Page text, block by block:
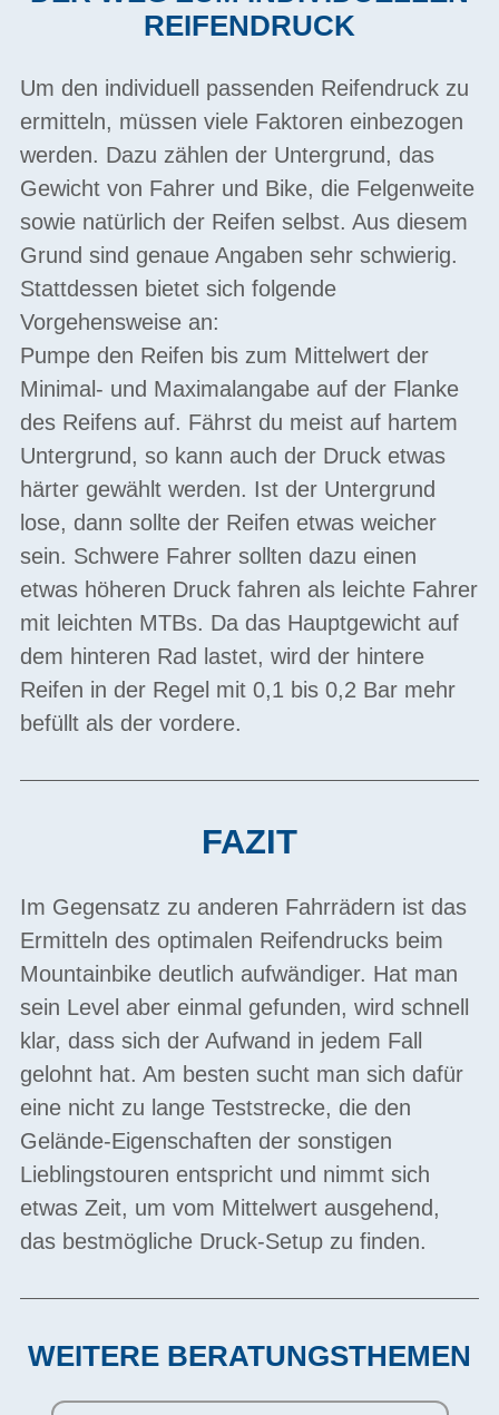
REIFENDRUCK
Um den individuell passenden Reifendruck zu
ermitteln, müssen viele Faktoren einbezogen
werden. Dazu zählen der Untergrund, das
Gewicht von Fahrer und Bike, die Felgenweite
sowie natürlich der Reifen selbst. Aus diesem
Grund sind genaue Angaben sehr schwierig.
Stattdessen bietet sich folgende
Vorgehensweise an:
Pumpe den Reifen bis zum Mittelwert der
Minimal- und Maximalangabe auf der Flanke
des Reifens auf. Fährst du meist auf hartem
Untergrund, so kann auch der Druck etwas
härter gewählt werden. Ist der Untergrund
lose, dann sollte der Reifen etwas weicher
sein. Schwere Fahrer sollten dazu einen
etwas höheren Druck fahren als leichte Fahrer
mit leichten MTBs. Da das Hauptgewicht auf
dem hinteren Rad lastet, wird der hintere
Reifen in der Regel mit 0,1 bis 0,2 Bar mehr
befüllt als der vordere.
FAZIT
Im Gegensatz zu anderen Fahrrädern ist das
Ermitteln des optimalen Reifendrucks beim
Mountainbike deutlich aufwändiger. Hat man
sein Level aber einmal gefunden, wird schnell
klar, dass sich der Aufwand in jedem Fall
gelohnt hat. Am besten sucht man sich dafür
eine nicht zu lange Teststrecke, die den
Gelände-Eigenschaften der sonstigen
Lieblingstouren entspricht und nimmt sich
etwas Zeit, um vom Mittelwert ausgehend,
das bestmögliche Druck-Setup zu finden.
WEITERE BERATUNGSTHEMEN